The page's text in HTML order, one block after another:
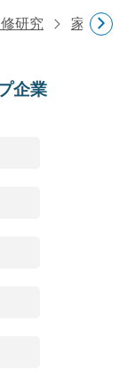
研究 家電研究
企業